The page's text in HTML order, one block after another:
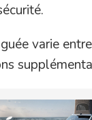
varie